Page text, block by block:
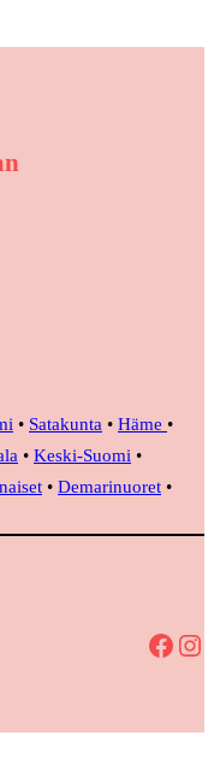
• Satakunta • Häme •
• Keski-Suomi •
• Demarinuoret •
Facebook Instagram